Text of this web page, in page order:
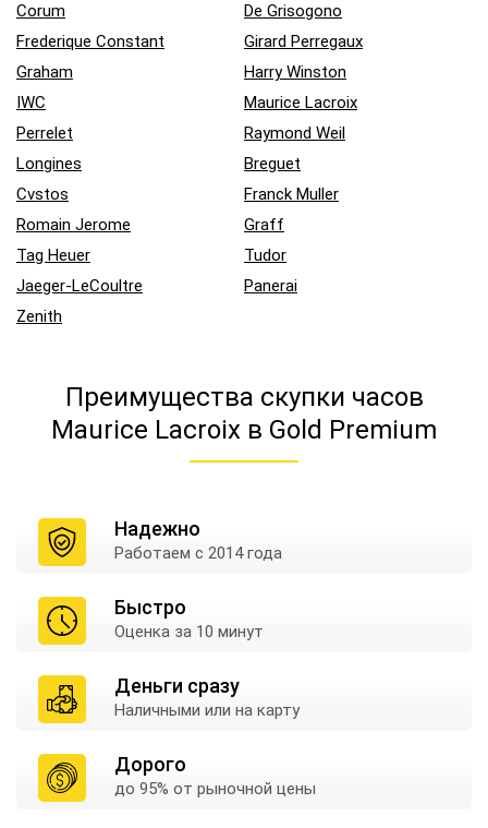
Corum
De Grisogono
Frederique Constant
Girard Perregaux
Graham
Harry Winston
IWC
Maurice Lacroix
Perrelet
Raymond Weil
Longines
Breguet
Cvstos
Franck Muller
Romain Jerome
Graff
Tag Heuer
Tudor
Jaeger-LeCoultre
Panerai
Zenith
Преимущества скупки часов
Maurice Lacroix в Gold Premium
Надежно
Работаем с 2014 года
Быстро
Оценка за 10 минут
Деньги сразу
Наличными или на карту
Дорого
до 95% от рыночной цены